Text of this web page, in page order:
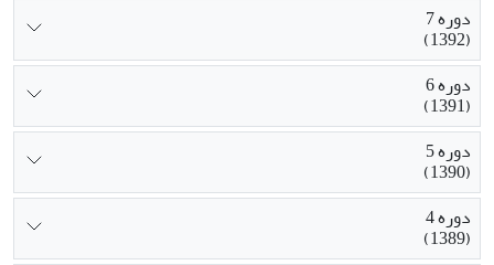
دوره 7
(1392)
دوره 6
(1391)
دوره 5
(1390)
دوره 4
(1389)